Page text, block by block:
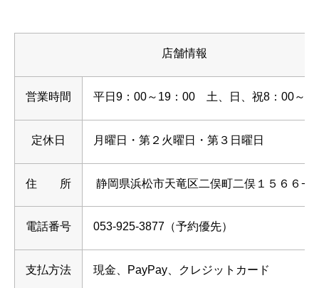
店舗情報
営業時間 平日9：00～19：00 土、日、祝8：00～
定休日 月曜日・第２火曜日・第３日曜日
住 所 静岡県浜松市天竜区二俣町二俣１５６６−
電話番号 053-925-3877（予約優先）
支払方法 現金、PayPay、クレジットカード